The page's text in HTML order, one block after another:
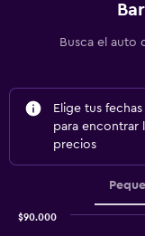
Busca el auto
Elige tus
para encontrar
precios
$90.000